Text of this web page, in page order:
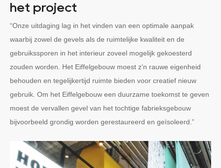
het project
“Onze uitdaging lag in het vinden van een optimale aanpak
waarbij zowel de gevels als de ruimtelijke kwaliteit en de
gebruikssporen in het interieur zoveel mogelijk gekoesterd
zouden worden. Het Eiffelgebouw moest z’n rauwe eigenheid
behouden en tegelijkertijd ruimte bieden voor creatief nieuw
gebruik. Om het Eiffelgebouw een duurzame toekomst te geven
moest de vervallen gevel van het tochtige fabrieksgebouw
bijvoorbeeld grondig worden gerestaureerd en geïsoleerd.”